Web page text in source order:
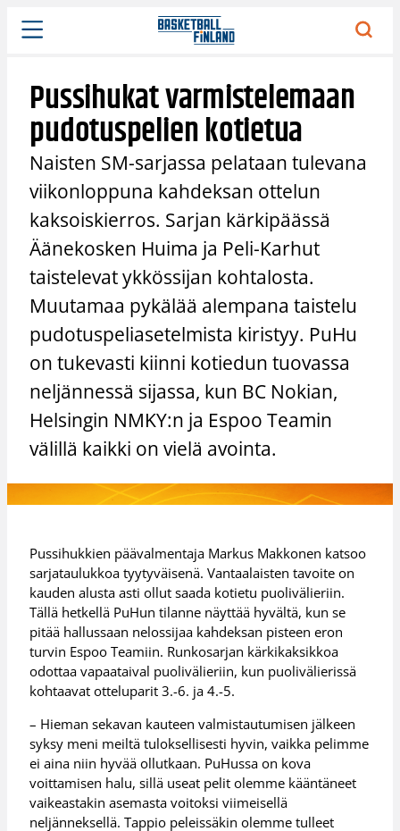
Siirry
sisältöön
Pussihukat varmistelemaan
pudotuspelien kotietua
Naisten SM-sarjassa pelataan tulevana
viikonloppuna kahdeksan ottelun
kaksoiskierros. Sarjan kärkipäässä
Äänekosken Huima ja Peli-Karhut
taistelevat ykkössijan kohtalosta.
Muutamaa pykälää alempana taistelu
pudotuspeliasetelmista kiristyy. PuHu
on tukevasti kiinni kotiedun tuovassa
neljännessä sijassa, kun BC Nokian,
Helsingin NMKY:n ja Espoo Teamin
välillä kaikki on vielä avointa.
Pussihukkien päävalmentaja Markus Makkonen katsoo
sarjataulukkoa tyytyväisenä. Vantaalaisten tavoite on
kauden alusta asti ollut saada kotietu puolivälieriin.
Tällä hetkellä PuHun tilanne näyttää hyvältä, kun se
pitää hallussaan nelossijaa kahdeksan pisteen eron
turvin Espoo Teamiin. Runkosarjan kärkikaksikkoa
odottaa vapaataival puolivälieriin, kun puolivälierissä
kohtaavat otteluparit 3.-6. ja 4.-5.
– Hieman sekavan kauteen valmistautumisen jälkeen
syksy meni meiltä tuloksellisesti hyvin, vaikka pelimme
ei aina niin hyvää ollutkaan. PuHussa on kova
voittamisen halu, sillä useat pelit olemme kääntäneet
vaikeastakin asemasta voitoksi viimeisellä
neljänneksellä. Tappio peleissäkin olemme tulleet